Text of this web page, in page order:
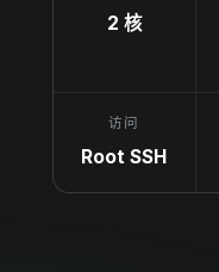
2 核
访问
Root SSH